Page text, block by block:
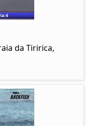
da Tiririca,